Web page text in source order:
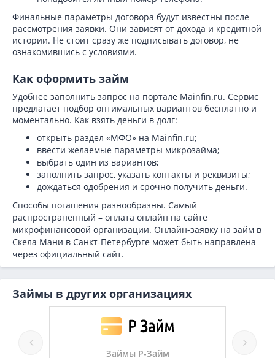
Финальные параметры договора будут известны после
рассмотрения заявки. Они зависят от дохода и кредитной
истории. Не стоит сразу же подписывать договор, не
ознакомившись с условиями.
Как оформить займ
Удобнее заполнить запрос на портале Mainfin.ru. Сервис
предлагает подбор оптимальных вариантов бесплатно и
моментально. Как взять деньги в долг:
открыть раздел «МФО» на Mainfin.ru;
ввести желаемые параметры микрозайма;
выбрать один из вариантов;
заполнить запрос, указать контакты и реквизиты;
дождаться одобрения и срочно получить деньги.
Способы погашения разнообразны. Самый
распространенный – оплата онлайн на сайте
микрофинансовой организации. Онлайн-заявку на займ в
Скела Мани в Санкт-Петербурге может быть направлена
через официальный сайт.
Займы в других организациях
Займы Телезайм